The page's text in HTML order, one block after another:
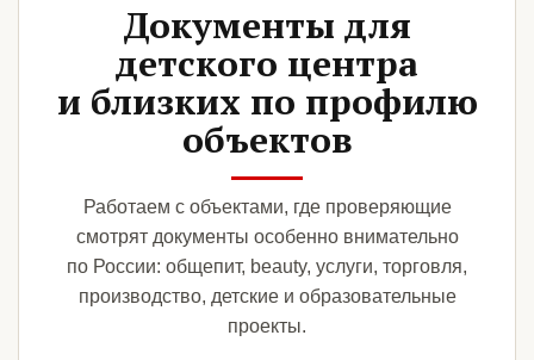
Документы для
детского центра
и близких по профилю
объектов
Работаем с объектами, где проверяющие
смотрят документы особенно внимательно
по России: общепит, beauty, услуги, торговля,
производство, детские и образовательные
проекты.